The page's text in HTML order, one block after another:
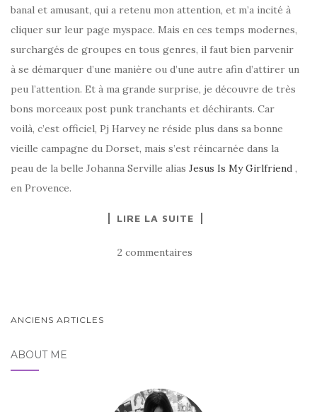
banal et amusant, qui a retenu mon attention, et m’a incité à
cliquer sur leur page myspace. Mais en ces temps modernes,
surchargés de groupes en tous genres, il faut bien parvenir
à se démarquer d’une manière ou d’une autre afin d’attirer un
peu l’attention. Et à ma grande surprise, je découvre de très
bons morceaux post punk tranchants et déchirants. Car
voilà, c’est officiel, Pj Harvey ne réside plus dans sa bonne
vieille campagne du Dorset, mais s’est réincarnée dans la
peau de la belle Johanna Serville alias Jesus Is My Girlfriend ,
en Provence.
LIRE LA SUITE
2 commentaires
PAGINATION
ARTICLES
ANCIENS ARTICLES
ABOUT ME